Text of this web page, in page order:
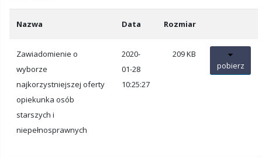
Nazwa Data Rozmiar
Zawiadomienie o
wyborze
najkorzystniejszej oferty
opiekunka osób
starszych i
niepełnosprawnych
2020-
01-28
10:25:27
209 KB
pobierz